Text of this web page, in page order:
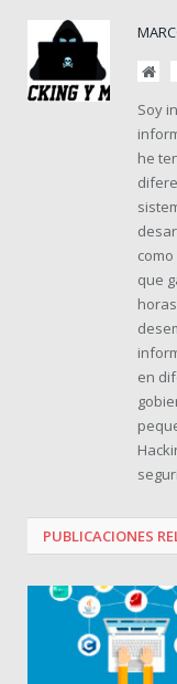
Soy
he
que
en
PUBLICACIONES